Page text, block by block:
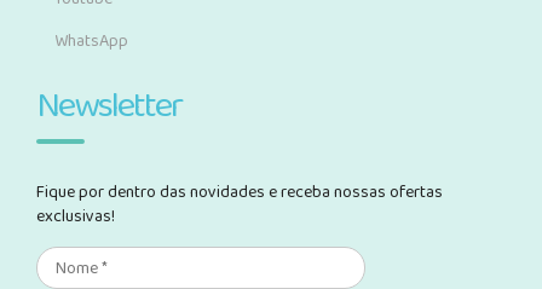
WhatsApp
Newsletter
Fique por dentro das novidades e receba nossas ofertas
exclusivas!